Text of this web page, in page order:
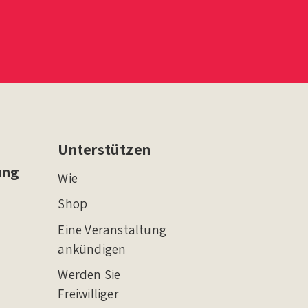
Unterstützen
Wie
Shop
Eine Veranstaltung
ankündigen
Werden Sie
Freiwilliger